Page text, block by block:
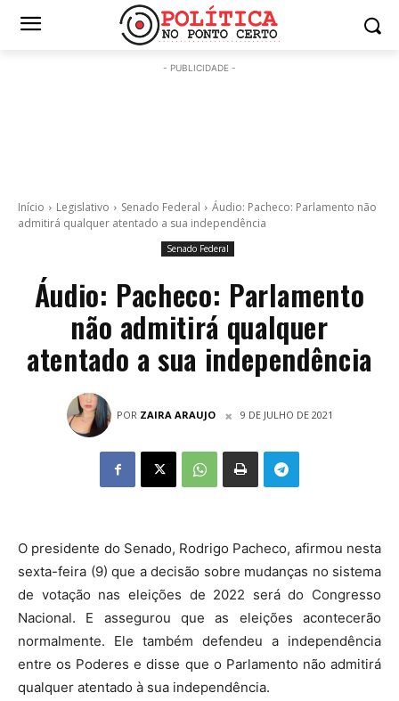
- PUBLICIDADE -
Início Legislativo Senado Federal
Áudio: Pacheco: Parlamento não
admitirá qualquer atentado a sua independência
Senado Federal
Áudio: Pacheco: Parlamento
não admitirá qualquer
atentado a sua independência
POR ZAIRA ARAUJO 9 DE JULHO DE 2021
O presidente do Senado, Rodrigo Pacheco, afirmou nesta
sexta-feira (9) que a decisão sobre mudanças no sistema
de votação nas eleições de 2022 será do Congresso
Nacional. E assegurou que as eleições acontecerão
normalmente. Ele também defendeu a independência
entre os Poderes e disse que o Parlamento não admitirá
qualquer atentado à sua independência.